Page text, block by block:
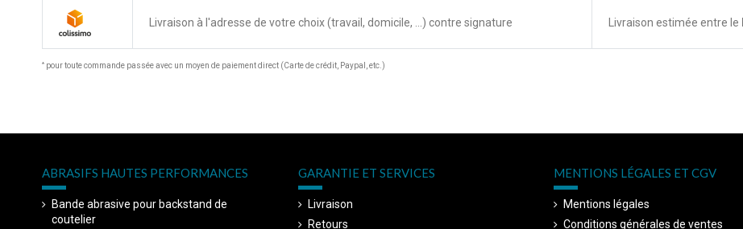
Livraison à l'adresse de votre choix (travail, domicile, ...) contre signature Livraison estimée entre le
* pour toute commande passée avec un moyen de paiement direct (Carte de crédit, Paypal, etc.)
ABRASIFS HAUTES PERFORMANCES
Bande abrasive pour backstand de
coutelier
GARANTIE ET SERVICES
Livraison
Retours
MENTIONS LÉGALES ET CGV
Mentions légales
Conditions générales de ventes